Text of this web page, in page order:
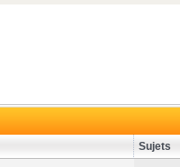
Sujets